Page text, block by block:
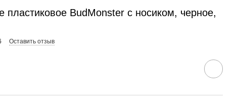
пластиковое BudMonster с носиком, черное,
Оставить отзыв